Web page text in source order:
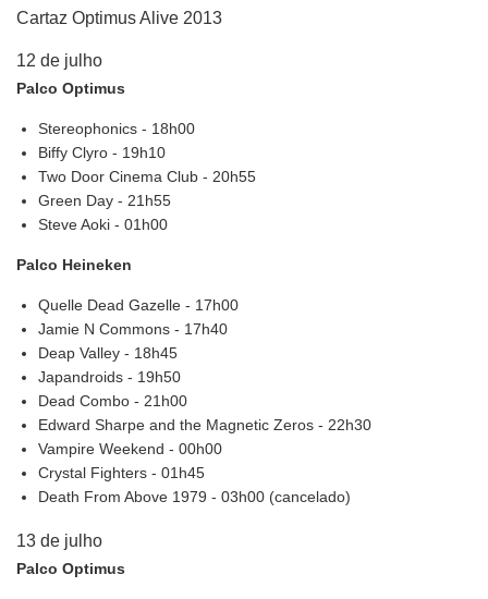
Cartaz Optimus Alive 2013
12 de julho
Palco Optimus
Stereophonics - 18h00
Biffy Clyro - 19h10
Two Door Cinema Club - 20h55
Green Day - 21h55
Steve Aoki - 01h00
Palco Heineken
Quelle Dead Gazelle - 17h00
Jamie N Commons - 17h40
Deap Valley - 18h45
Japandroids - 19h50
Dead Combo - 21h00
Edward Sharpe and the Magnetic Zeros - 22h30
Vampire Weekend - 00h00
Crystal Fighters - 01h45
Death From Above 1979 - 03h00 (cancelado)
13 de julho
Palco Optimus